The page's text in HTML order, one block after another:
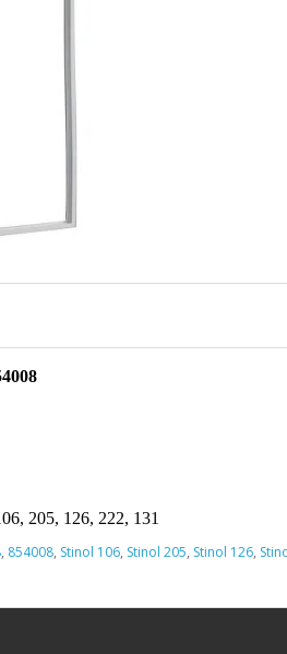
205, 126, 222, 131
, 854008, Stinol 106, Stinol 205, Stinol 126,